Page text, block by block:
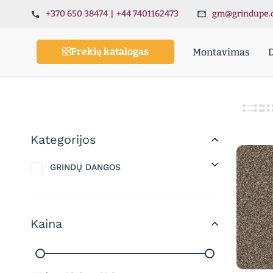
+370 650 38474 | +44 7401162473
Prekių katalogas Montavimas
Kategorijos
GRINDŲ DANGOS
Kaina